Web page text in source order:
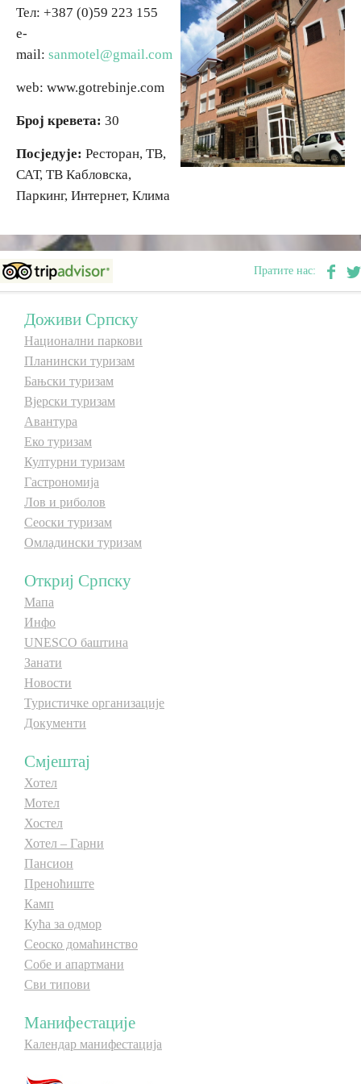
Вјерски туризам
Авантура
Еко туризам
Културни туризам
Лов и риболов
Сеоски туризам
Омладински туризам
Дестинације
Списак дестинација
Мапа дестинација
Манифестације
Смјештај
Мултимедија
Фото
Видео
Откриј Српску
Тел: +387 (0)59 223 155
e-
mail: sanmotel@gmail.com
web: www.gotrebinje.com
Број кревета: 30
Посједује: Ресторан, ТВ,
САТ, ТВ Кабловска,
Паркинг, Интернет, Клима
Пратите нас:
Доживи Српску
Национални паркови
Планински туризам
Бањски туризам
Вјерски туризам
Авантура
Еко туризам
Културни туризам
Гастрономија
Лов и риболов
Сеоски туризам
Омладински туризам
Откриј Српску
Мапа
Инфо
UNESCO баштина
Занати
Новости
Туристичке организације
Документи
Смјештај
Хотел
Мотел
Хостел
Хотел – Гарни
Пансион
Преноћиште
Камп
Кућа за одмор
Сеоско домаћинство
Собе и апартмани
Сви типови
Манифестације
Календар манифестација